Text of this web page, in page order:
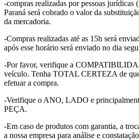
-compras realizadas por pessoas jurídicas
Paraná será cobrado o valor da
da mercadoria.
-Compras realizadas até as 15h será
após esse horário será enviado no dia
-Por favor, verifique a
veículo. Tenha TOTAL CERTEZA de
efetuar a compra.
-Verifique o ANO, LADO e
PEÇA.
-Em caso de produtos com garantia, a
a nossa empresa para análise e